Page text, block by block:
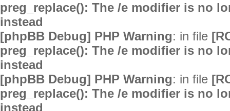
preg_replace(): The /e modifier is no
instead
[phpBB Debug] PHP Warning: in file
preg_replace(): The /e modifier is no
instead
[phpBB Debug] PHP Warning: in file
preg_replace(): The /e modifier is no
instead